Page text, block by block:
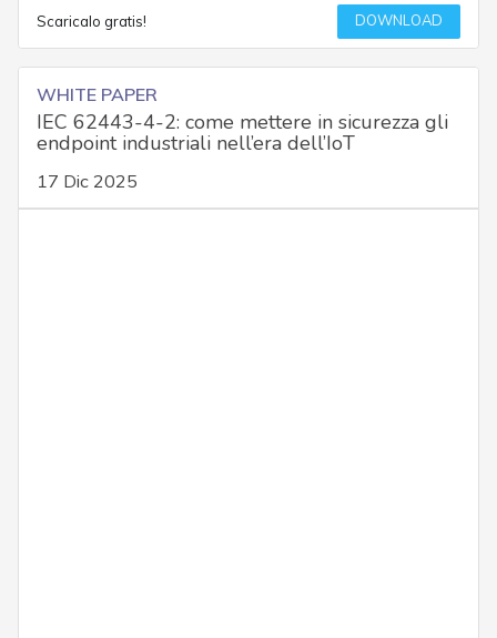
Scaricalo gratis! DOWNLOAD
WHITE PAPER
IEC 62443-4-2: come mettere in sicurezza gli
endpoint industriali nell’era dell’IoT
17 Dic 2025